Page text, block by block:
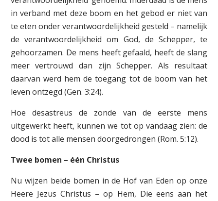
in verband met deze boom en het gebod er niet van
te eten onder verantwoordelijkheid gesteld – namelijk
de verantwoordelijkheid om God, de Schepper, te
gehoorzamen. De mens heeft gefaald, heeft de slang
meer vertrouwd dan zijn Schepper. Als resultaat
daarvan werd hem de toegang tot de boom van het
leven ontzegd (Gen. 3:24).
Hoe desastreus de zonde van de eerste mens
uitgewerkt heeft, kunnen we tot op vandaag zien: de
dood is tot alle mensen doorgedrongen (Rom. 5:12).
Twee bomen – één Christus
Nu wijzen beide bomen in de Hof van Eden op onze
Heere Jezus Christus – op Hem, Die eens aan het